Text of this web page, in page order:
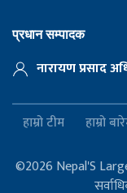
प्रधान सम्पादक
नारायण प्रसाद
हाम्रो टीम हाम्रो
©2026 Nepal'S